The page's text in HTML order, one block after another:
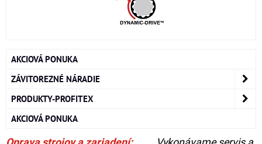
AKCIOVÁ PONUKA
ZÁVITOREZNÉ NÁRADIE
PRODUKTY-PROFITEX
AKCIOVÁ PONUKA